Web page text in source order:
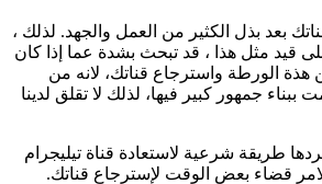
بذل الكثير من العمل والجهد. لذلك ،
هذا ، قد تبحث بشدة عما إذا كان
واسترجاع قناتك، لانه من
كبير فيها، لذلك لا تقلق لدينا
شرعية لاستعادة قناة تيليجرام
بعض الوقت لإسترجاع قناتك.